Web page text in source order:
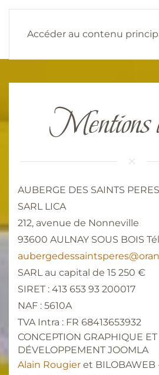
Accéder au contenu
Mentions
AUBERGE DES SAINTS PERES
SARL LICA
212, avenue de Nonneville
93600 AULNAY SOUS BOIS
SARL au capital de 15 250 €
SIRET : 413 653 93 200017
NAF : 5610A
TVA Intra : FR 68413653932
CONCEPTION GRAPHIQUE ET
DÉVELOPPEMENT JOOMLA
Alain Rougier et